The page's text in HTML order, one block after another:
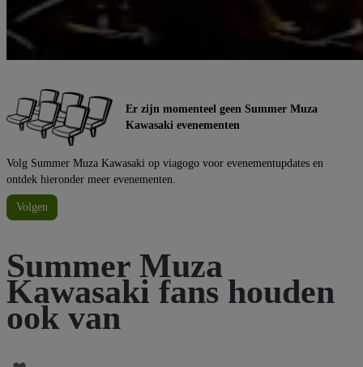
Er zijn momenteel geen Summer Muza
Kawasaki evenementen
Volg Summer Muza Kawasaki op viagogo voor evenementupdates en
ontdek hieronder meer evenementen.
Volgen
Summer Muza
Kawasaki fans houden
ook van